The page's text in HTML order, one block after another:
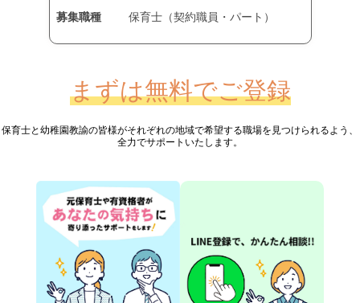
募集職種
保育士（契約職員・パート）
まずは無料でご登録
保育士と幼稚園教諭の皆様がそれぞれの地域で希望する職場を見つけられるよう、
全力でサポートいたします。